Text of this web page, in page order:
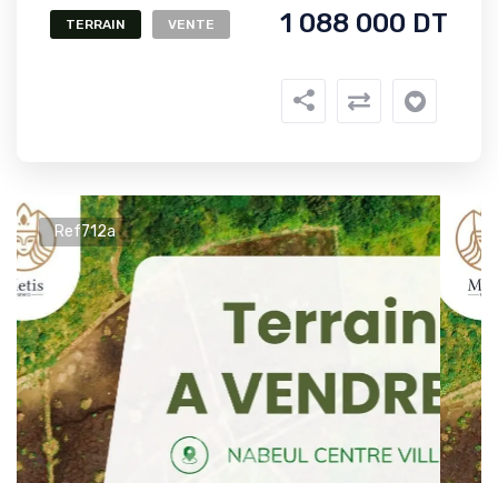
TERRAIN VENTE 1 088 000 DT
Ref712a